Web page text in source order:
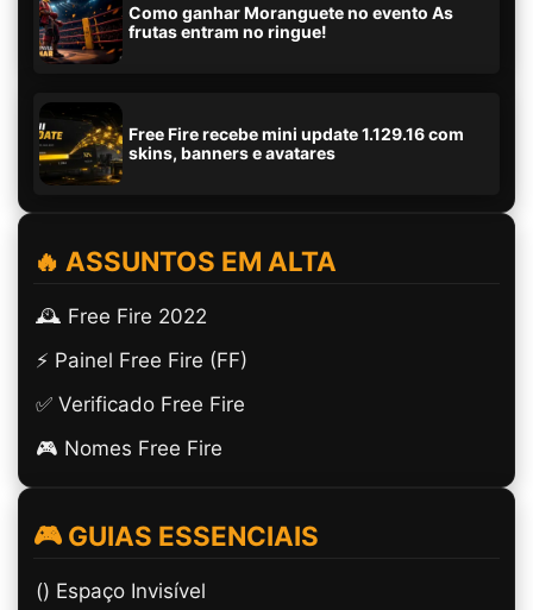
Como ganhar Moranguete no evento As
frutas entram no ringue!
Free Fire recebe mini update 1.129.16 com
skins, banners e avatares
🔥 ASSUNTOS EM ALTA
🕰️ Free Fire 2022
⚡ Painel Free Fire (FF)
✅ Verificado Free Fire
🎮 Nomes Free Fire
🎮 GUIAS ESSENCIAIS
(ㅤ) Espaço Invisível